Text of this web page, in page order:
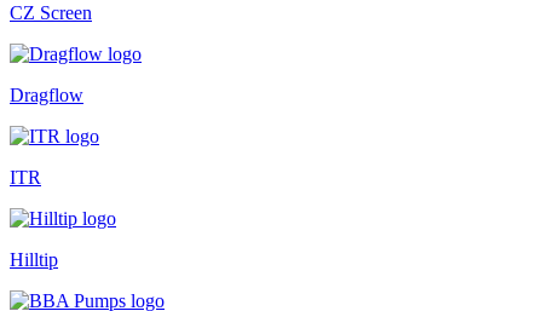
CZ Screen
Dragflow
ITR
Hilltip